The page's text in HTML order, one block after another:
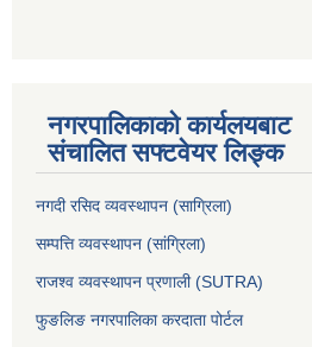
नगरपालिकाको कार्यलयबाट
संचालित सफ्टवेयर लिङ्क
नगदी रसिद व्यवस्थापन (साग्रिला)
सम्पत्ति व्यवस्थापन (सांग्रिला)
राजश्व व्यवस्थापन प्रणाली (SUTRA)
फुङलिङ नगरपालिका करदाता पोर्टल